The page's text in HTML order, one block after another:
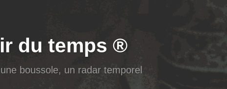
du temps ®
boussole, un radar temporel